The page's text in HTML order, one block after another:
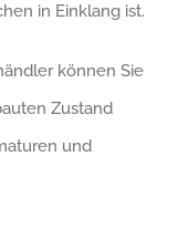
in Einklang ist.
können Sie
Zustand
und